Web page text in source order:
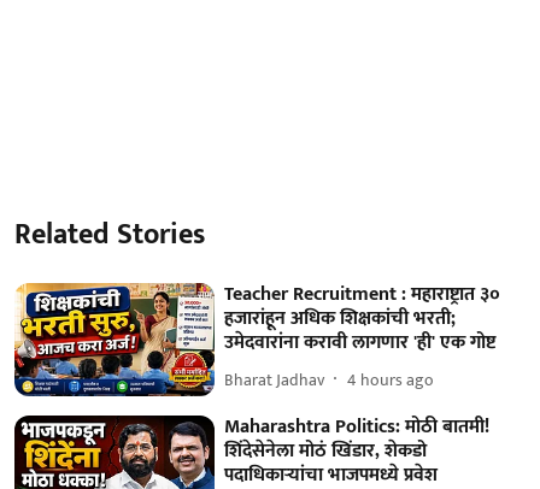
Related Stories
Teacher Recruitment : महाराष्ट्रात ३०
हजारांहून अधिक शिक्षकांची भरती;
उमेदवारांना करावी लागणार 'ही' एक गोष्ट
Bharat Jadhav 4 hours ago
Maharashtra Politics: मोठी बातमी!
शिंदेसेनेला मोठं खिंडार, शेकडो
पदाधिकाऱ्यांचा भाजपमध्ये प्रवेश